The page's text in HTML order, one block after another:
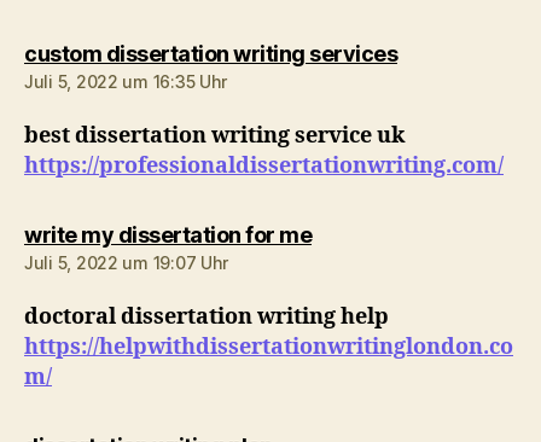
custom dissertation writing servicessagt:
Juli 5, 2022 um 16:35 Uhr
best dissertation writing service uk
https://professionaldissertationwriting.com/
write my dissertation for mesagt:
Juli 5, 2022 um 19:07 Uhr
doctoral dissertation writing help
https://helpwithdissertationwritinglondon.co
m/